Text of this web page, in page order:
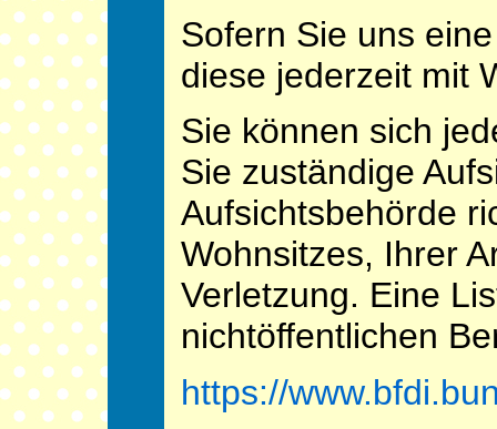
Sofern Sie uns
diese jederzeit mit
Sie können sich
Sie zuständige
Aufsichtsbehörde
Wohnsitzes, Ihrer
Verletzung. Eine
nichtöffentlichen
https://